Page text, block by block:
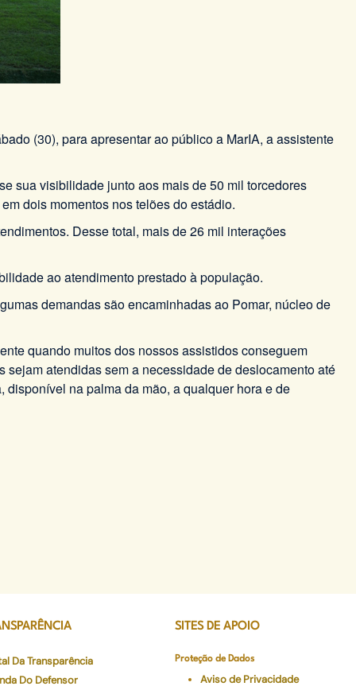
(30), para apresentar ao público a MarIA, a assistente
sua visibilidade junto aos mais de 50 mil torcedores
dois momentos nos telões do estádio.
Desse total, mais de 26 mil interações
ao atendimento prestado à população.
demandas são encaminhadas ao Pomar, núcleo de
quando muitos dos nossos assistidos conseguem
atendidas sem a necessidade de deslocamento até
na palma da mão, a qualquer hora e de
Da Transparência
Do Defensor
SITES DE APOIO
Proteção de Dados
Aviso de Privacidade